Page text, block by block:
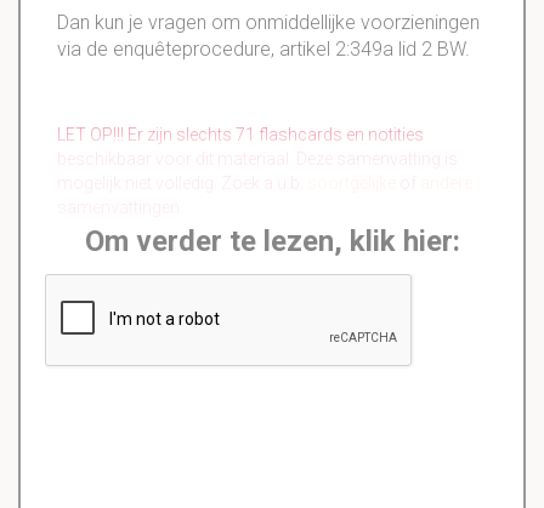
Dan kun je vragen om onmiddellijke voorzieningen
via de enquêteprocedure, artikel 2:349a lid 2 BW.
LET OP!!! Er zijn slechts 71 flashcards en notities
beschikbaar voor dit materiaal. Deze samenvatting is
Om verder te lezen, klik hier: